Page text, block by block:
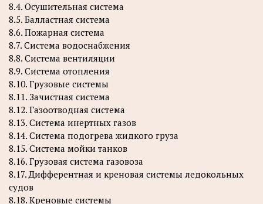
8.4. Осушительная система
8.5. Балластная система
8.6. Пожарная система
8.7. Система водоснабжения
8.8. Система вентиляции
8.9. Система отопления
8.10. Грузовые системы
8.11. Зачистная система
8.12. Газоотводная система
8.13. Система инертных газов
8.14. Система подогрева жидкого груза
8.15. Система мойки танков
8.16. Грузовая система газовоза
8.17. Дифферентная и креновая системы ледокольных
судов
8.18. Креновые системы